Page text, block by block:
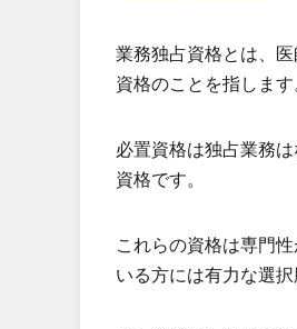
業務独占資格とは、
資格のことを指します
必置資格は独占業務
資格です。
これらの資格は専門
いる方には有力な選択